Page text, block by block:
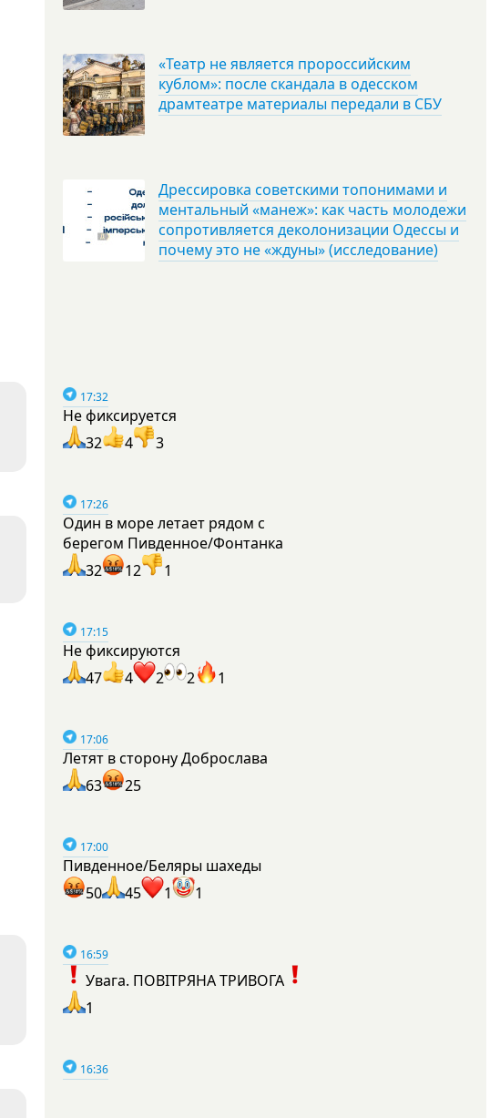
«Театр не является пророссийским
кублом»: после скандала в одесском
драмтеатре материалы передали в СБУ
Дрессировка советскими топонимами и
ментальный «манеж»: как часть молодежи
сопротивляется деколонизации Одессы и
почему это не «ждуны» (исследование)
17:32
Не фиксируется
32
4 3
17:26
Один в море летает рядом с
берегом Пивденное/Фонтанка
32
12 1
17:15
Не фиксируются
47
4 2 2 1
17:06
Летят в сторону Доброслава
63
25
17:00
Пивденное/Беляры шахеды
50
45 1 1
16:59
Увага. ПОВІТРЯНА ТРИВОГА
1
16:36